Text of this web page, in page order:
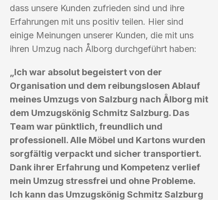
dass unsere Kunden zufrieden sind und ihre
Erfahrungen mit uns positiv teilen. Hier sind
einige Meinungen unserer Kunden, die mit uns
ihren Umzug nach Ålborg durchgeführt haben:
„Ich war absolut begeistert von der
Organisation und dem reibungslosen Ablauf
meines Umzugs von Salzburg nach Ålborg mit
dem Umzugskönig Schmitz Salzburg. Das
Team war pünktlich, freundlich und
professionell. Alle Möbel und Kartons wurden
sorgfältig verpackt und sicher transportiert.
Dank ihrer Erfahrung und Kompetenz verlief
mein Umzug stressfrei und ohne Probleme.
Ich kann das Umzugskönig Schmitz Salzburg